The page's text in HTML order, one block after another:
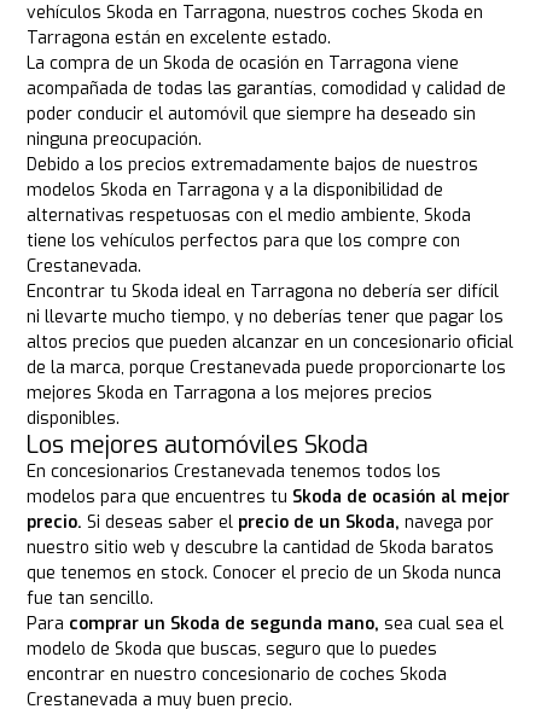
vehículos Skoda en Tarragona, nuestros coches Skoda en
Tarragona están en excelente estado.
La compra de un Skoda de ocasión en Tarragona viene
acompañada de todas las garantías, comodidad y calidad de
poder conducir el automóvil que siempre ha deseado sin
ninguna preocupación.
Debido a los precios extremadamente bajos de nuestros
modelos Skoda en Tarragona y a la disponibilidad de
alternativas respetuosas con el medio ambiente, Skoda
tiene los vehículos perfectos para que los compre con
Crestanevada.
Encontrar tu Skoda ideal en Tarragona no debería ser difícil
ni llevarte mucho tiempo, y no deberías tener que pagar los
altos precios que pueden alcanzar en un concesionario oficial
de la marca, porque Crestanevada puede proporcionarte los
mejores Skoda en Tarragona a los mejores precios
disponibles.
Los mejores automóviles Skoda
En concesionarios Crestanevada tenemos todos los
modelos para que encuentres tu Skoda de ocasión al mejor
precio. Si deseas saber el precio de un Skoda, navega por
nuestro sitio web y descubre la cantidad de Skoda baratos
que tenemos en stock. Conocer el precio de un Skoda nunca
fue tan sencillo.
Para comprar un Skoda de segunda mano, sea cual sea el
modelo de Skoda que buscas, seguro que lo puedes
encontrar en nuestro concesionario de coches Skoda
Crestanevada a muy buen precio.